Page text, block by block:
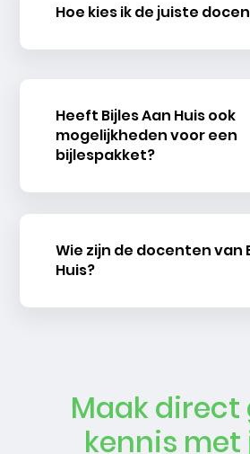
Hoe kies ik de juiste
Heeft Bijles Aan Huis ook
mogelijkheden voor een
bijlespakket?
Wie zijn de docenten van
Huis?
Maak
kennis